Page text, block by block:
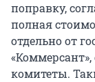
поправку,
полная
отдельно от
комитеты.